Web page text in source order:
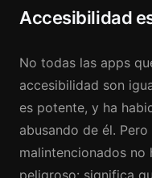
Accesibilidad
No todas las apps
accesibilidad son
es potente, y ha
abusando de él.
malintencionados no
peligroso: significa